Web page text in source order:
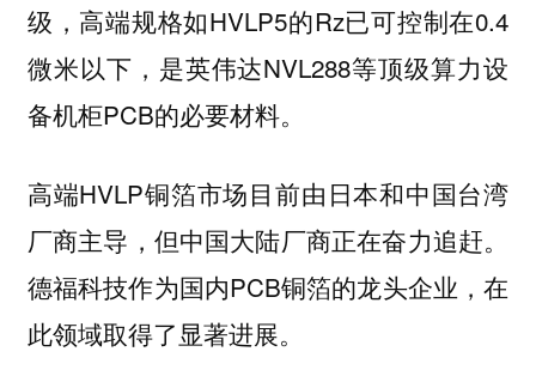
级，高端规格如HVLP5的Rz已可控制在0.4
微米以下，是英伟达NVL288等顶级算力设
备机柜PCB的必要材料。
高端HVLP铜箔市场目前由日本和中国台湾
厂商主导，但中国大陆厂商正在奋力追赶。
德福科技作为国内PCB铜箔的龙头企业，在
此领域取得了显著进展。